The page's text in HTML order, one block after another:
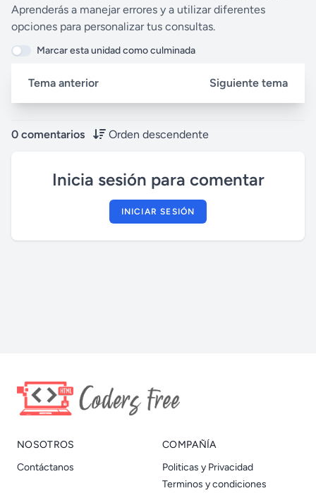
e
Aprenderás a manejar errores y a utilizar diferentes
opciones para personalizar tus consultas.
Marcar esta unidad como culminada
Tema anterior Siguiente tema
0 comentarios Orden descendente
Inicia sesión para comentar
INICIAR SESIÓN
NOSOTROS
Contáctanos
COMPAÑÍA
Politicas y Privacidad
Terminos y condiciones